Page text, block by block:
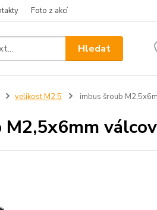
Foto z akcí
Hledat
velikost M2.5 imbus šroub